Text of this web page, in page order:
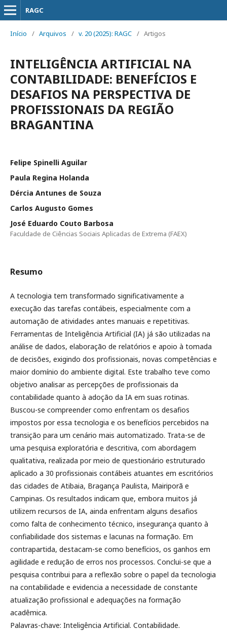
RAGC
Início / Arquivos / v. 20 (2025): RAGC / Artigos
INTELIGÊNCIA ARTIFICIAL NA
CONTABILIDADE: BENEFÍCIOS E
DESAFIOS NA PERSPECTIVA DE
PROFISSIONAIS DA REGIÃO
BRAGANTINA
Felipe Spinelli Aguilar
Paula Regina Holanda
Dércia Antunes de Souza
Carlos Augusto Gomes
José Eduardo Couto Barbosa
Faculdade de Ciências Sociais Aplicadas de Extrema (FAEX)
Resumo
A tecnologia tem transformado significativamente a
execução das tarefas contábeis, especialmente com a
automação de atividades antes manuais e repetitivas.
Ferramentas de Inteligência Artificial (IA) já são utilizadas na
análise de dados, elaboração de relatórios e apoio à tomada
de decisões, exigindo dos profissionais, novas competências e
maior domínio do ambiente digital. Este trabalho teve como
objetivo analisar as percepções de profissionais da
contabilidade quanto à adoção da IA em suas rotinas.
Buscou-se compreender como enfrentam os desafios
impostos por essa tecnologia e os benefícios percebidos na
transição para um cenário mais automatizado. Trata-se de
uma pesquisa exploratória e descritiva, com abordagem
qualitativa, realizada por meio de questionário estruturado
aplicado a 30 profissionais contábeis atuantes em escritórios
das cidades de Atibaia, Bragança Paulista, Mairiporã e
Campinas. Os resultados indicam que, embora muitos já
utilizem recursos de IA, ainda enfrentam alguns desafios
como falta de conhecimento técnico, insegurança quanto à
confiabilidade dos sistemas e lacunas na formação. Em
contrapartida, destacam-se como benefícios, os ganhos em
agilidade e redução de erros nos processos. Conclui-se que a
pesquisa contribui para a reflexão sobre o papel da tecnologia
na contabilidade e evidencia a necessidade de constante
atualização profissional e adequações na formação
acadêmica.
Palavras-chave: Inteligência Artificial. Contabilidade.